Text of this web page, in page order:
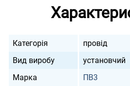
Категорія
провід
Вид виробу
установчий
Марка
ПВ3